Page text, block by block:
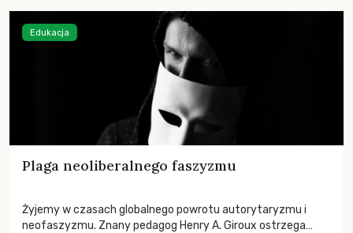
kryzysami i ubóstwem?
Plaga neoliberalnego faszyzmu
Żyjemy w czasach globalnego powrotu autorytaryzmu i
neofaszyzmu. Znany pedagog Henry A. Giroux ostrzega
Edukacja